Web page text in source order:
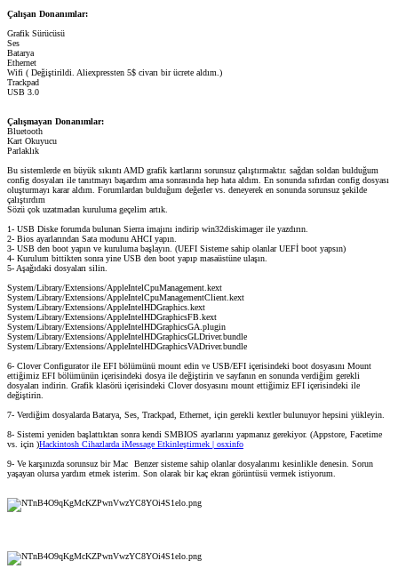
Çalışan Donanımlar:
Grafik Sürücüsü
Ses
Batarya
Ethernet
Wifi ( Değiştirildi. Aliexpressten 5$ civarı bir ücrete aldım.)
Trackpad
USB 3.0
Çalışmayan Donanımlar:
Bluetooth
Kart Okuyucu
Parlaklık
Bu sistemlerde en büyük sıkıntı AMD grafik kartlarını sorunsuz çalıştırmaktır. sağdan soldan bulduğum
config dosyaları ile tanıtmayı başardım ama sonrasında hep hata aldım. En sonunda sıfırdan config dosyası
oluşturmayı karar aldım. Forumlardan bulduğum değerler vs. deneyerek en sonunda sorunsuz şekilde
çalıştırdım
Sözü çok uzatmadan kuruluma geçelim artık.
1- USB Diske forumda bulunan Sierra imajını indirip win32diskimager ile yazdırın.
2- Bios ayarlarından Sata modunu AHCI yapın.
3- USB den boot yapın ve kuruluma başlayın. (UEFI Sisteme sahip olanlar UEFİ boot yapsın)
4- Kurulum bittikten sonra yine USB den boot yapıp masaüstüne ulaşın.
5- Aşağıdaki dosyaları silin.
System/Library/Extensions/AppleIntelCpuManagement.kext
System/Library/Extensions/AppleIntelCpuManagementClient.kext
System/Library/Extensions/AppleIntelHDGraphics.kext
System/Library/Extensions/AppleIntelHDGraphicsFB.kext
System/Library/Extensions/AppleIntelHDGraphicsGA.plugin
System/Library/Extensions/AppleIntelHDGraphicsGLDriver.bundle
System/Library/Extensions/AppleIntelHDGraphicsVADriver.bundle
6- Clover Configurator ile EFI bölümünü mount edin ve USB/EFI içerisindeki boot dosyasını Mount
ettiğimiz EFI bölümünün içerisindeki dosya ile değiştirin ve sayfanın en sonunda verdiğim gerekli
dosyaları indirin. Grafik klasörü içerisindeki Clover dosyasını mount ettiğimiz EFI içerisindeki ile
değiştirin.
7- Verdiğim dosyalarda Batarya, Ses, Trackpad, Ethernet, için gerekli kextler bulunuyor hepsini yükleyin.
8- Sistemi yeniden başlattıktan sonra kendi SMBIOS ayarlarını yapmanız gerekiyor. (Appstore, Facetime
vs. için )Hackintosh Cihazlarda iMessage Etkinleştirmek | osxinfo
9- Ve karşınızda sorunsuz bir Mac
Benzer sisteme sahip olanlar dosyalarımı kesinlikle denesin. Sorun
yaşayan olursa yardım etmek isterim. Son olarak bir kaç ekran görüntüsü vermek istiyorum.